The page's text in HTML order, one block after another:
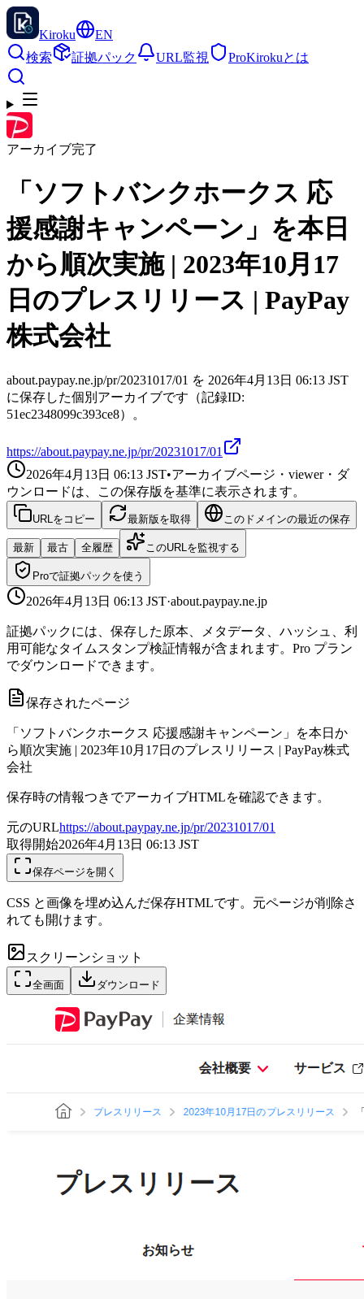
Kiroku
EN
検索
証拠パック URL監視 ProKirokuとは
アーカイブ完了
「ソフトバンクホークス 応
援感謝キャンペーン」を本日
から順次実施 | 2023年10月17
日のプレスリリース | PayPay
株式会社
about.paypay.ne.jp/pr/20231017/01 を 2026年4月13日 06:13 JST
に保存した個別アーカイブです（記録ID:
51ec2348099c393ce8）。
https://about.paypay.ne.jp/pr/20231017/01
2026年4月13日 06:13 JST•アーカイブページ・viewer・ダ
ウンロードは、この保存版を基準に表示されます。
URLをコピー 最新版を取得 このドメインの最近の保存
最新 最古 全履歴 このURLを監視する
Proで証拠パックを使う
2026年4月13日 06:13 JST·about.paypay.ne.jp
証拠パックには、保存した原本、メタデータ、ハッシュ、利
用可能なタイムスタンプ検証情報が含まれます。Pro プラン
でダウンロードできます。
保存されたページ
「ソフトバンクホークス 応援感謝キャンペーン」を本日か
ら順次実施 | 2023年10月17日のプレスリリース | PayPay株式
会社
保存時の情報つきでアーカイブHTMLを確認できます。
元のURLhttps://about.paypay.ne.jp/pr/20231017/01
取得開始2026年4月13日 06:13 JST
保存ページを開く
CSS と画像を埋め込んだ保存HTMLです。元ページが削除さ
れても開けます。
スクリーンショット
全画面 ダウンロード